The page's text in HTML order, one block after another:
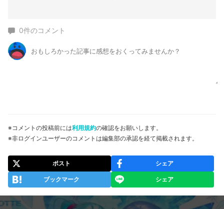
0件のコメント
※コメントの投稿前には利用規約の確認をお願いします。
※非ログインユーザーのコメントは編集部の承認を経て掲載されます。
ポスト シェア
ブックマーク シェア